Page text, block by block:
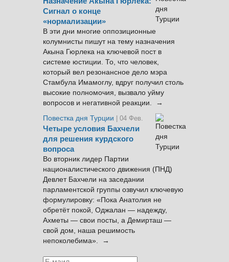
Сигнал о конце
«нормализации»
В эти дни многие оппозиционные
колумнисты пишут на тему назначения
Акына Гюрлека на ключевой пост в
системе юстиции. То, что человек,
который вел резонансное дело мэра
Стамбула Имамоглу, вдруг получил столь
высокие полномочия, вызвало уйму
вопросов и негативной реакции. →
Повестка дня Турции
| 04 Фев.
Четыре условия Бахчели
для решения курдского
вопроса
Во вторник лидер Партии
националистического движения (ПНД)
Девлет Бахчели на заседании
парламентской группы озвучил ключевую
формулировку: «Пока Анатолия не
обретёт покой, Оджалан — надежду,
Ахметы — свои посты, а Демирташ —
свой дом, наша решимость
непоколебима». →